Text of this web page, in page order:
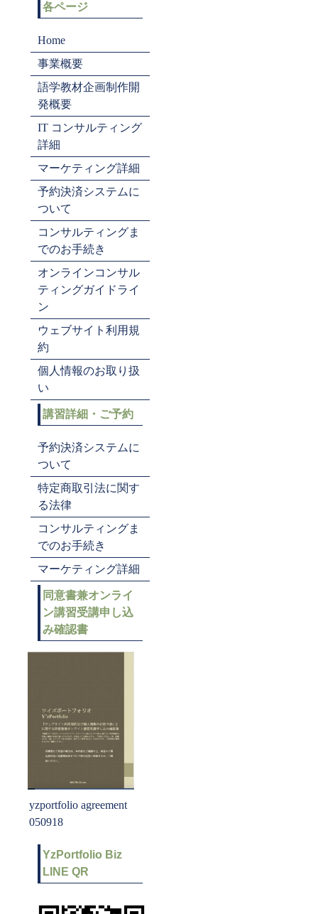
各ページ
Home
事業概要
語学教材企画制作開
発概要
IT コンサルティング
詳細
マーケティング詳細
予約決済システムに
ついて
コンサルティングま
でのお手続き
オンラインコンサル
ティングガイドライ
ン
ウェブサイト利用規
約
個人情報のお取り扱
い
講習詳細・ご予約
予約決済システムに
ついて
特定商取引法に関す
る法律
コンサルティングま
でのお手続き
マーケティング詳細
同意書兼オンライ
ン講習受講申し込
み確認書
yzportfolio agreement
050918
YzPortfolio Biz
LINE QR